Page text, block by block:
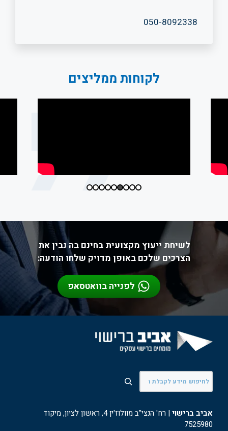
050-8092338
לקוחות ממליצים
לשיחת ייעוץ מקצועית בחינם בה נבין את
הצרכים שלכם באופן מדויק שלחו הודעה:
לפנייה בוואטסאפ
חיפוש
אביב ברישוי
| רח' הנצי"ב מוולוז'ין 4, ראשון לציון, מיקוד
7525980